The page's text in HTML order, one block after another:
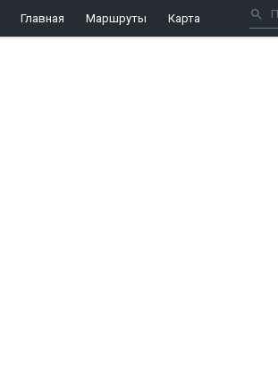
Главная Маршруты Карта